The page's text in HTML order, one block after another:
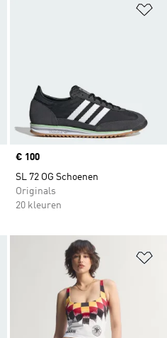
Price
€ 100
SL 72 OG Schoenen
Originals
20 kleuren
Op verlanglijst zetten